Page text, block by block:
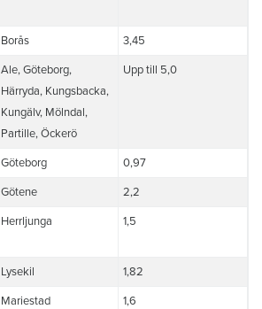
Borås 3,45
Ale, Göteborg,
Härryda, Kungsbacka,
Kungälv, Mölndal,
Partille, Öckerö
Upp till 5,0
Göteborg 0,97
Götene 2,2
Herrljunga 1,5
Lysekil 1,82
Mariestad 1,6